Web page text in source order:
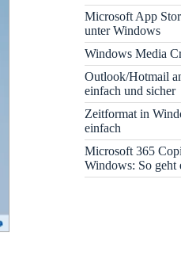
Microsoft App
unter Windows
Windows Media
Outlook/Hotmail
einfach und sicher
Zeitformat in
einfach
Microsoft 365
Windows: So geht